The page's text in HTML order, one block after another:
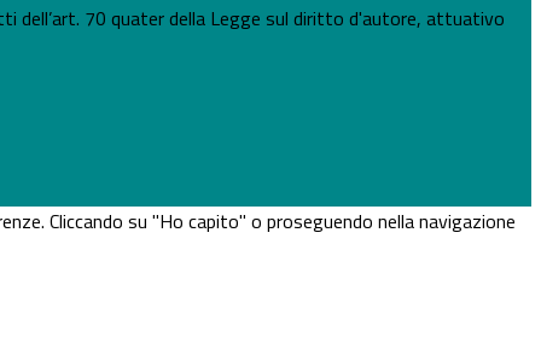
dell’art. 70 quater della Legge sul diritto d'autore, attuativo
Cliccando su "Ho capito" o proseguendo nella navigazione